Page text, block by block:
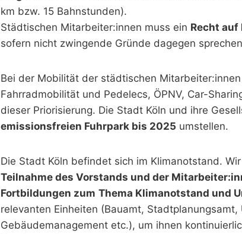
km bzw. 15 Bahnstunden).
Städtischen Mitarbeiter:innen muss ein Recht
sofern nicht zwingende Gründe dagegen
Bei der Mobilität der städtischen
Fahrradmobilität und Pedelecs, ÖPNV, Car-
dieser Priorisierung. Die Stadt Köln und ihre
emissionsfreien Fuhrpark bis 2025 umstellen.
Die Stadt Köln befindet sich im Klimanotstand.
Teilnahme des Vorstands und der
Fortbildungen zum Thema Klimanotstand und
relevanten Einheiten (Bauamt,
Gebäudemanagement etc.), um ihnen